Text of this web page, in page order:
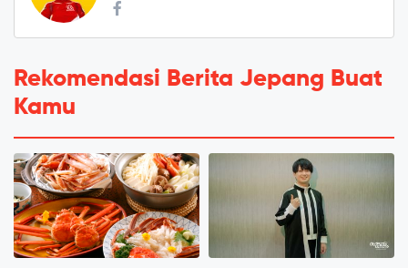
Rekomendasi Berita Jepang Buat
Kamu